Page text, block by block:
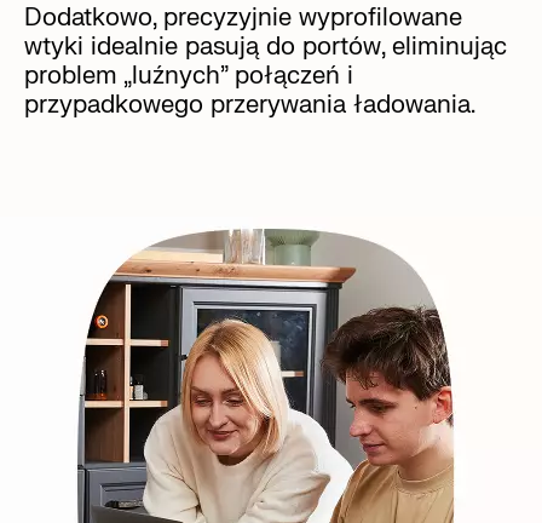
Dodatkowo, precyzyjnie wyprofilowane
wtyki idealnie pasują do portów, eliminując
problem „luźnych” połączeń i
przypadkowego przerywania ładowania.